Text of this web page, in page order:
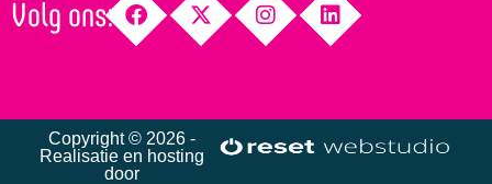
Volg ons:
Copyright © 2026 -
Realisatie en hosting
door